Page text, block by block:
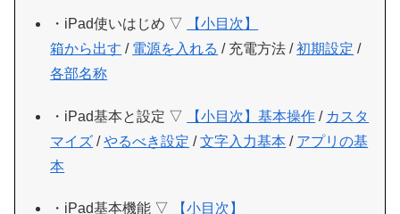
・iPad使いはじめ ▽
【小目次】
箱から出す / 電源を入れる / 充電方法 /初期設定 /
各部名称
・iPad基本と設定 ▽ 【小目次】基本操作 / カスタ
マイズ /やるべき設定 /文字入力基本 / アプリの基
本
・iPad基本機能 ▽
【小目次】